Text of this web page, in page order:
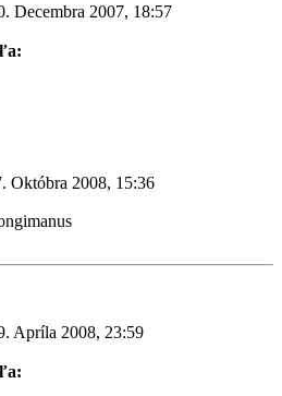
Decembra 2007, 18:57
Októbra 2008, 15:36
Apríla 2008, 23:59